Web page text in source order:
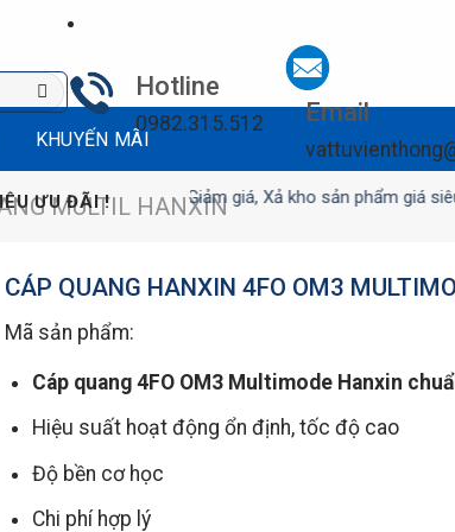
Hotline
0982.315.512 Email
ƯU ĐÃI ! Giảm giá, Xả kho sản phẩm giá siêu tốt,
KHUYẾN MÃI
MULTIL HANXIN
CÁP QUANG HANXIN 4FO OM3
Mã sản phẩm:
Cáp quang 4FO OM3 Multimode Hanxin
Hiệu suất hoạt động ổn định, tốc độ cao
Độ bền cơ học
Chi phí hợp lý